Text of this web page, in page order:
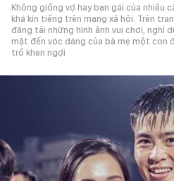
Không giống vợ hay bạn gái của nhiều
khá kín tiếng trên mạng xã hội. Trên
đăng tải những hình ảnh vui chơi, nghỉ
mặt đến vóc dáng của bà mẹ một con
trồ khen ngợi